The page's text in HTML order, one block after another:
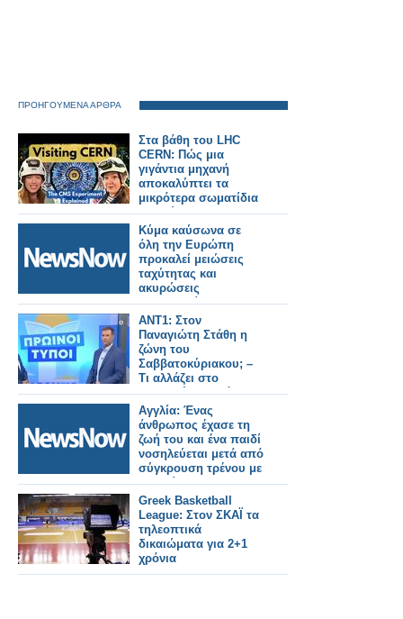
ΠΡΟΗΓΟΥΜΕΝΑ ΑΡΘΡΑ
Στα βάθη του LHC
CERN: Πώς μια
γιγάντια μηχανή
αποκαλύπτει τα
μικρότερα σωματίδια
του Σύμπαντος
Κύμα καύσωνα σε
όλη την Ευρώπη
προκαλεί μειώσεις
ταχύτητας και
ακυρώσεις
δρομολογίων στις
σιδηροδρομικές
γραμμές.
ANT1: Στον
Παναγιώτη Στάθη η
ζώνη του
Σαββατοκύριακου; –
Τι αλλάζει στο
“Καλημέρα Ελλάδα”;
Αγγλία: Ένας
άνθρωπος έχασε τη
ζωή του και ένα παιδί
νοσηλεύεται μετά από
σύγκρουση τρένου με
αυτοκίνητο.
Greek Basketball
League: Στον ΣΚΑΪ τα
τηλεοπτικά
δικαιώματα για 2+1
χρόνια